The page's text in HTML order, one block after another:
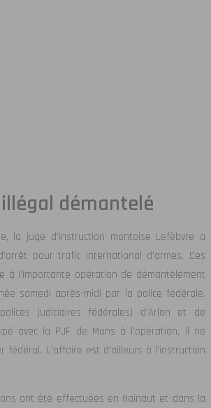
démantelé
la juge d’instruction montoise Lefèbvre a
pour trafic international d’armes. Ces
à l’importante opération de démantèlement
samedi après-midi par la police fédérale.
judiciaires fédérales) d’Arlon et de
avec la PJF de Mons à l’opération, il ne
fédéral. L’affaire est d’ailleurs à l’instruction
ont été effectuées en Hainaut et dans la